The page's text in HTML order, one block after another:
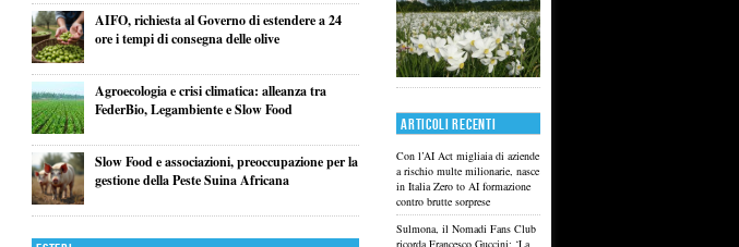
AIFO, richiesta al Governo di estendere a 24
ore i tempi di consegna delle olive
Agroecologia e crisi climatica: alleanza tra
FederBio, Legambiente e Slow Food
Slow Food e associazioni, preoccupazione per la
gestione della Peste Suina Africana
ARTICOLI RECENTI
Con l’AI Act migliaia di aziende
a rischio multe milionarie, nasce
in Italia Zero to AI formazione
contro brutte sorprese
Sulmona, il Nomadi Fans Club
ricorda Francesco Guccini: ‘La